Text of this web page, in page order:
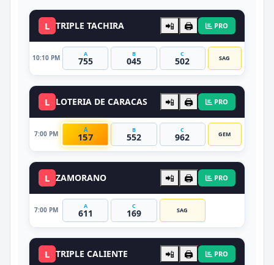
L TRIPLE TACHIRA 📲 🖨️ PRO
10:10 PM A
755
B
045
C
502 SAG
L LOTERIA DE CARACAS 📲 🖨️ PRO
7:00 PM
A
157
B
552
C
962 GEM
L ZAMORANO 📲 🖨️ PRO
7:00 PM A
611
C
169 SAG
L TRIPLE CALIENTE 📲 🖨️ PRO